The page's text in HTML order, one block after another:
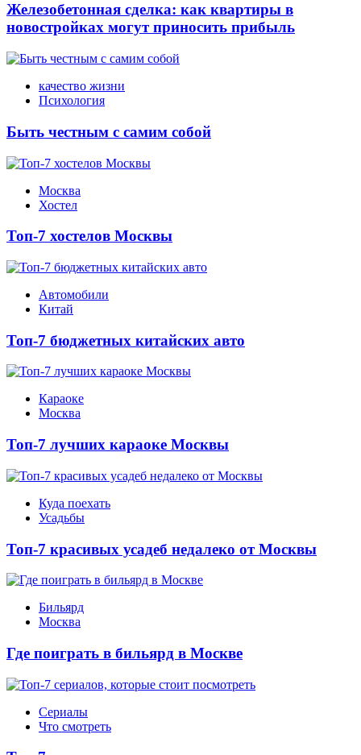
Железобетонная сделка: как квартиры в
новостройках могут приносить прибыль
качество жизни
Психология
Быть честным с самим собой
Москва
Хостел
Топ-7 хостелов Москвы
Автомобили
Китай
Топ-7 бюджетных китайских авто
Караоке
Москва
Топ-7 лучших караоке Москвы
Куда поехать
Усадьбы
Топ-7 красивых усадеб недалеко от Москвы
Бильярд
Москва
Где поиграть в бильярд в Москве
Сериалы
Что смотреть